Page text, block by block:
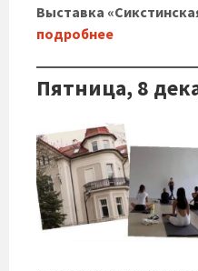
Выставка
подробнее
Пятница, 8